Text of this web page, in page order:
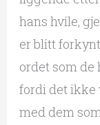
hans hvile,
er blitt
ordet som de
fordi det ikke
med dem